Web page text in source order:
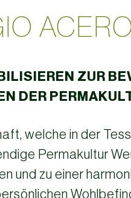
ACERO
ZUR
DER
welche in der
Permakultur
und zu einer